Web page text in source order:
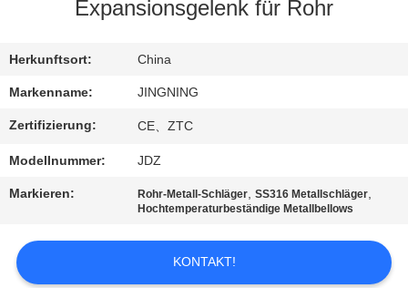
AUSFLUG
QUALITÄTSKONTROLLE
TRETEN
SIE
MIT
IN
VERBINDUNG
Expansionsgelenk für Rohr
Herkunftsort: China
Markenname: JINGNING
Zertifizierung: CE、ZTC
Modellnummer: JDZ
Markieren: Rohr-Metall-Schläger,SS316 Metallschläger,
Hochtemperaturbeständige Metallbellows
KONTAKT!